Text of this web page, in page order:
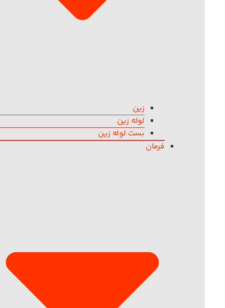
زین
لوله زین
بست لوله زین
فرمان